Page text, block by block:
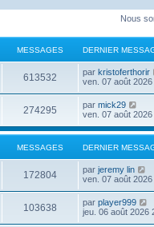
Nous
MESSAGES DERNIER
613532 par kristoferthorir
ven. 07 août 2026
274295 par mick29
o
r
e
d
e
r
n
e
ven. 07 août 2026
MESSAGES DERNIER
172804 par jeremy lin
o
l
e
ven. 07 août 2026
103638 par player999
o
jeu. 06 août 2026